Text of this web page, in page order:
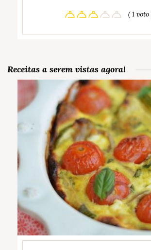
( 1 voto
Receitas a serem vistas agora!